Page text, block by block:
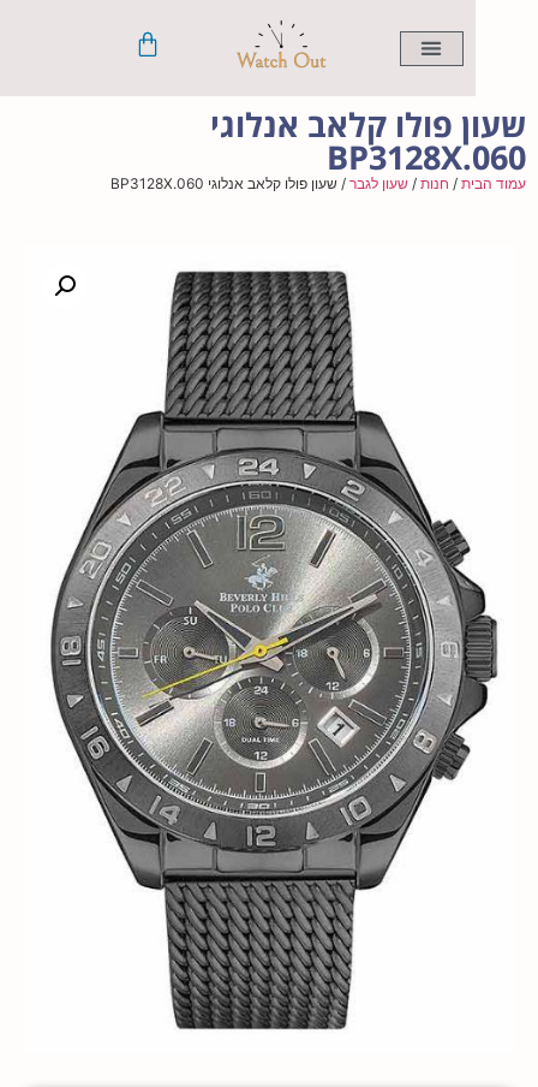
פולו קלאב אנלוגי
/חנות/שעון לגבר / שעון פולו קלאב אנלוגי BP3128X.060